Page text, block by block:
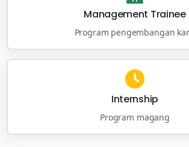
Management Trainee
Program pengembangan
Internship
Program magang